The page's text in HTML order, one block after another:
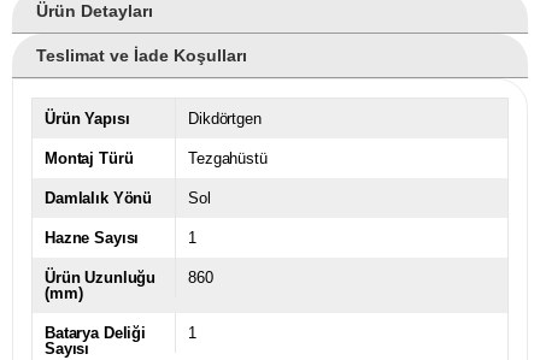
Ürün Detayları
Teslimat ve İade Koşulları
Ürün Yapısı Dikdörtgen
Montaj Türü Tezgahüstü
Damlalık Yönü Sol
Hazne Sayısı 1
Ürün Uzunluğu
(mm)
860
Batarya Deliği
Sayısı
1